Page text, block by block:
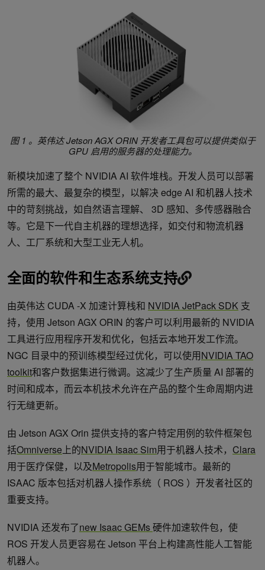
图 1 。英伟达 Jetson AGX ORIN 开发者工具包可以提供类似于
GPU 启用的服务器的处理能力。
新模块加速了整个 NVIDIA AI 软件堆栈。开发人员可以部署
所需的最大、最复杂的模型，以解决 edge AI 和机器人技术
中的苛刻挑战，如自然语言理解、 3D 感知、多传感器融合
等。它是下一代自主机器的理想选择，如交付和物流机器
人、工厂系统和大型工业无人机。
全面的软件和生态系统支持
由英伟达 CUDA -X 加速计算栈和 NVIDIA JetPack SDK 支
持，使用 Jetson AGX ORIN 的客户可以利用最新的 NVIDIA
工具进行应用程序开发和优化，包括云本地开发工作流。
NGC 目录中的预训练模型经过优化，可以使用NVIDIA TAO
toolkit和客户数据集进行微调。这减少了生产质量 AI 部署的
时间和成本，而云本机技术允许在产品的整个生命周期内进
行无缝更新。
由 Jetson AGX Orin 提供支持的客户特定用例的软件框架包
括Omniverse 上的NVIDIA Isaac Sim用于机器人技术， Clara
用于医疗保健，以及Metropolis用于智能城市。最新的
ISAAC 版本包括对机器人操作系统（ ROS ）开发者社区的
重要支持。
NVIDIA 还发布了new Isaac GEMs硬件加速软件包，使
ROS 开发人员更容易在 Jetson 平台上构建高性能人工智能
机器人。